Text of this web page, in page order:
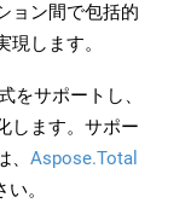
ョン間で包括的
します。
をサポートし、
します。サポー
Aspose.Total
。